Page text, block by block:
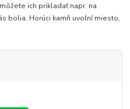
ich prikladať napr. na
bolia. Horúci kamň uvoľní miesto,